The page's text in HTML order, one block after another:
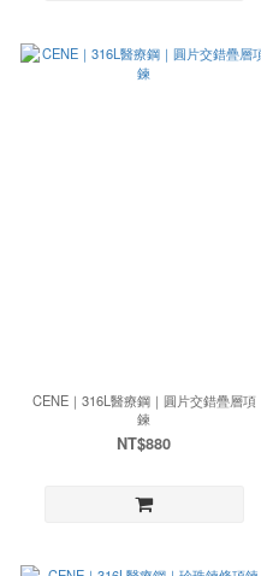
CENE｜316L醫療鋼｜圓片交錯疊層項
鍊
NT$880